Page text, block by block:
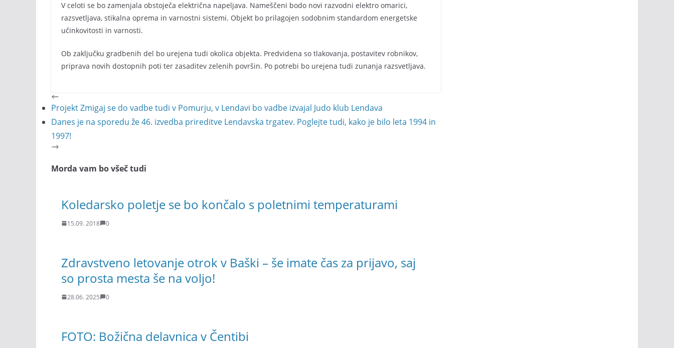
V celoti se bo zamenjala obstoječa električna napeljava. Nameščeni bodo novi razvodni elektro omarici,
razsvetljava, stikalna oprema in varnostni sistemi. Objekt bo prilagojen sodobnim standardom energetske
učinkovitosti in varnosti.
Ob zaključku gradbenih del bo urejena tudi okolica objekta. Predvidena so tlakovanja, postavitev robnikov,
priprava novih dostopnih poti ter zasaditev zelenih površin. Po potrebi bo urejena tudi zunanja razsvetljava.
Projekt Zmigaj se do vadbe tudi v Pomurju, v Lendavi bo vadbe izvajal Judo klub Lendava
Danes je na sporedu že 46. izvedba prireditve Lendavska trgatev. Poglejte tudi, kako je bilo leta 1994 in
1997!
Morda vam bo všeč tudi
Koledarsko poletje se bo končalo s poletnimi temperaturami
15.09. 2018 0
Zdravstveno letovanje otrok v Baški – še imate čas za prijavo, saj
so prosta mesta še na voljo!
28.06. 2025 0
FOTO: Božična delavnica v Čentibi